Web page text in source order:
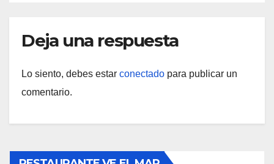
Deja una respuesta
Lo siento, debes estar conectado para publicar un
comentario.